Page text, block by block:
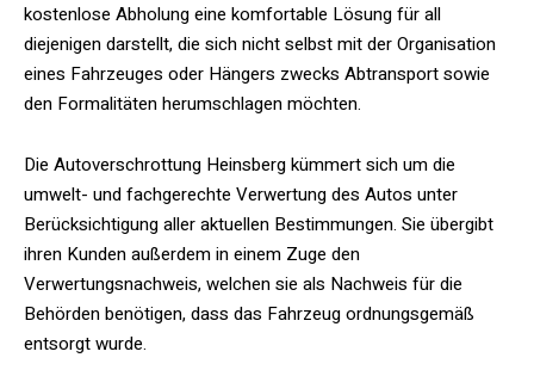
kostenlose Abholung eine komfortable Lösung für all
diejenigen darstellt, die sich nicht selbst mit der Organisation
eines Fahrzeuges oder Hängers zwecks Abtransport sowie
den Formalitäten herumschlagen möchten.
Die Autoverschrottung Heinsberg kümmert sich um die
umwelt- und fachgerechte Verwertung des Autos unter
Berücksichtigung aller aktuellen Bestimmungen. Sie übergibt
ihren Kunden außerdem in einem Zuge den
Verwertungsnachweis, welchen sie als Nachweis für die
Behörden benötigen, dass das Fahrzeug ordnungsgemäß
entsorgt wurde.